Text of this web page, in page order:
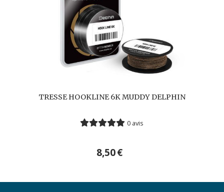
TRESSE HOOKLINE 6K MUDDY DELPHIN
0 avis
8,50€